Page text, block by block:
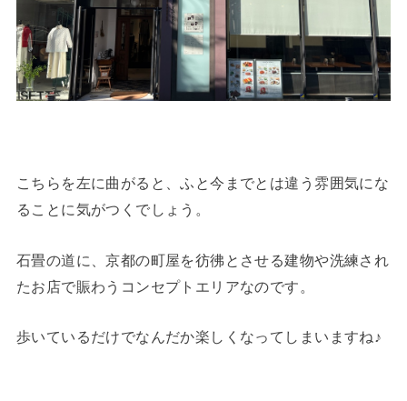
こちらを左に曲がると、ふと今までとは違う雰囲気にな
ることに気がつくでしょう。
石畳の道に、京都の町屋を彷彿とさせる建物や洗練され
たお店で賑わうコンセプトエリアなのです。
歩いているだけでなんだか楽しくなってしまいますね♪